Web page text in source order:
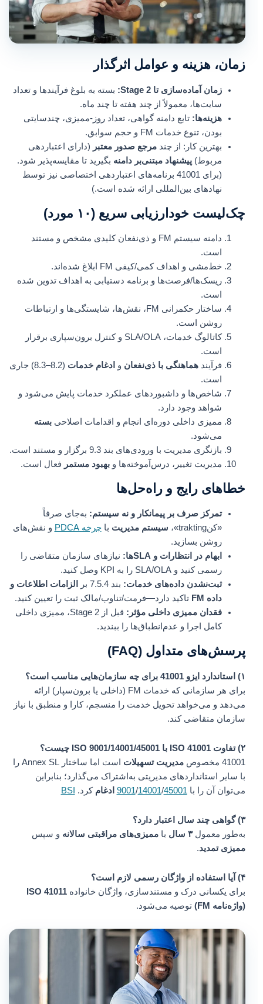
زمان، هزینه و عوامل اثرگذار
زمان آماده‌سازی تا Stage 2:
بسته به بلوغ فرآیندها و تعداد
سایت‌ها، معمولاً از چند هفته تا چند ماه.
هزینه‌ها:تابع دامنه گواهی، تعداد روز-ممیزی، چندسایتی
بودن، تنوع خدمات FM و حجم سوابق.
بهترین کار: از چندمرجع صدور معتبر(دارای اعتباردهی
مربوط)پیشنهاد مبتنی‌بر دامنهبگیرید تا مقایسه‌پذیر شود.
(برای 41001 برنامه‌های اعتباردهی اختصاصی نیز توسط
نهادهای بین‌المللی ارائه شده است.)
چک‌لیست خودارزیابی سریع (۱۰ مورد)
دامنه سیستم FM و ذی‌نفعان کلیدی مشخص و مستند
است.
خط‌مشی و اهداف کمی/کیفی FM ابلاغ شده‌اند.
ریسک‌ها/فرصت‌ها و برنامه دستیابی به اهداف تدوین شده
است.
ساختار حکمرانی FM، نقش‌ها، شایستگی‌ها و ارتباطات
روشن است.
کاتالوگ خدمات، SLA/OLA و کنترل برون‌سپاری برقرار
است.
فرآیندهماهنگی با ذی‌نفعانوادغام خدمات
(8.2–8.3) جاری
است.
شاخص‌ها و داشبوردهای عملکرد خدمات پایش می‌شود و
شواهد وجود دارد.
ممیزی داخلی دوره‌ای انجام و اقدامات اصلاحی بسته
می‌شود.
بازنگری مدیریت با ورودی‌های بند 9.3 برگزار و مستند است.
مدیریت تغییر، درس‌آموخته‌ها وبهبود مستمرفعال است.
خطاهای رایج و راه‌حل‌ها
تمرکز صرف بر پیمانکار و نه سیستم:به‌جای صرفاً
«کنtrakting»،
سیستم مدیریتباچرخه PDCA
و نقش‌های
روشن بسازید.
ابهام در انتظارات و SLAها:
نیازهای سازمان متقاضی را
رسمی کنید و SLA/OLA را به KPI وصل کنید.
ثبت‌نشدن داده‌های خدمات:بند 7.5.4 بر
الزامات اطلاعات و
داده FM
تاکید دارد—فرمت/تناوب/مالک ثبت را تعیین کنید.
فقدان ممیزی داخلی مؤثر:
قبل از Stage 2، ممیزی داخلی
کامل اجرا و عدم‌انطباق‌ها را ببندید.
پرسش‌های متداول (FAQ)
برای هر سازمانی که خدمات FM (داخلی یا برون‌سپار) ارائه
می‌دهد و می‌خواهد تحویل خدمت را منسجم، کارا و منطبق با نیاز
سازمان متقاضی کند.
۲) تفاوت ISO 41001 با ISO 9001/14001/45001 چیست؟
41001 مخصوص
مدیریت تسهیلات
است اما ساختار Annex SL را
با سایر استانداردهای مدیریتی به‌اشتراک می‌گذارد؛ بنابراین
می‌توان آن را با
9001/14001/45001 ادغامکرد.BSI
۳) گواهی چند سال اعتبار دارد؟
به‌طور معمول ۳ سال باممیزی‌های مراقبتی سالانهو سپس
ممیزی تمدید.
۴) آیا استفاده از واژگان رسمی لازم است؟
برای یکسانی درک و مستندسازی، واژگان خانوادهISO 41011
(واژه‌نامه FM)
توصیه می‌شود.